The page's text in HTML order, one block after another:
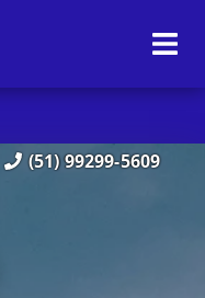
(51) 99299-5609